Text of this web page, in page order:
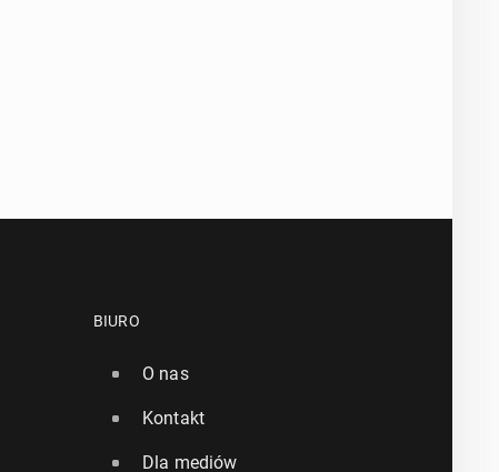
BIURO
O nas
Kontakt
Dla mediów